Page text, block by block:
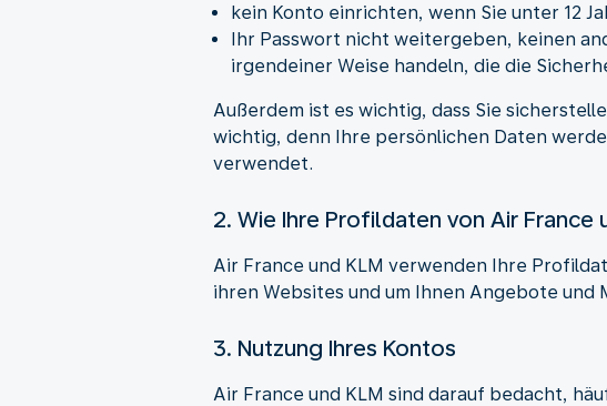
kein Konto einrichten, wenn Sie unter 12
Ihr Passwort nicht weitergeben, keinen
irgendeiner Weise handeln, die die
Außerdem ist es wichtig, dass Sie
wichtig, denn Ihre persönlichen Daten
verwendet.
2. Wie Ihre Profildaten von Air France
Air France und KLM verwenden Ihre
ihren Websites und um Ihnen Angebote
3. Nutzung Ihres Kontos
Air France und KLM sind darauf bedacht,